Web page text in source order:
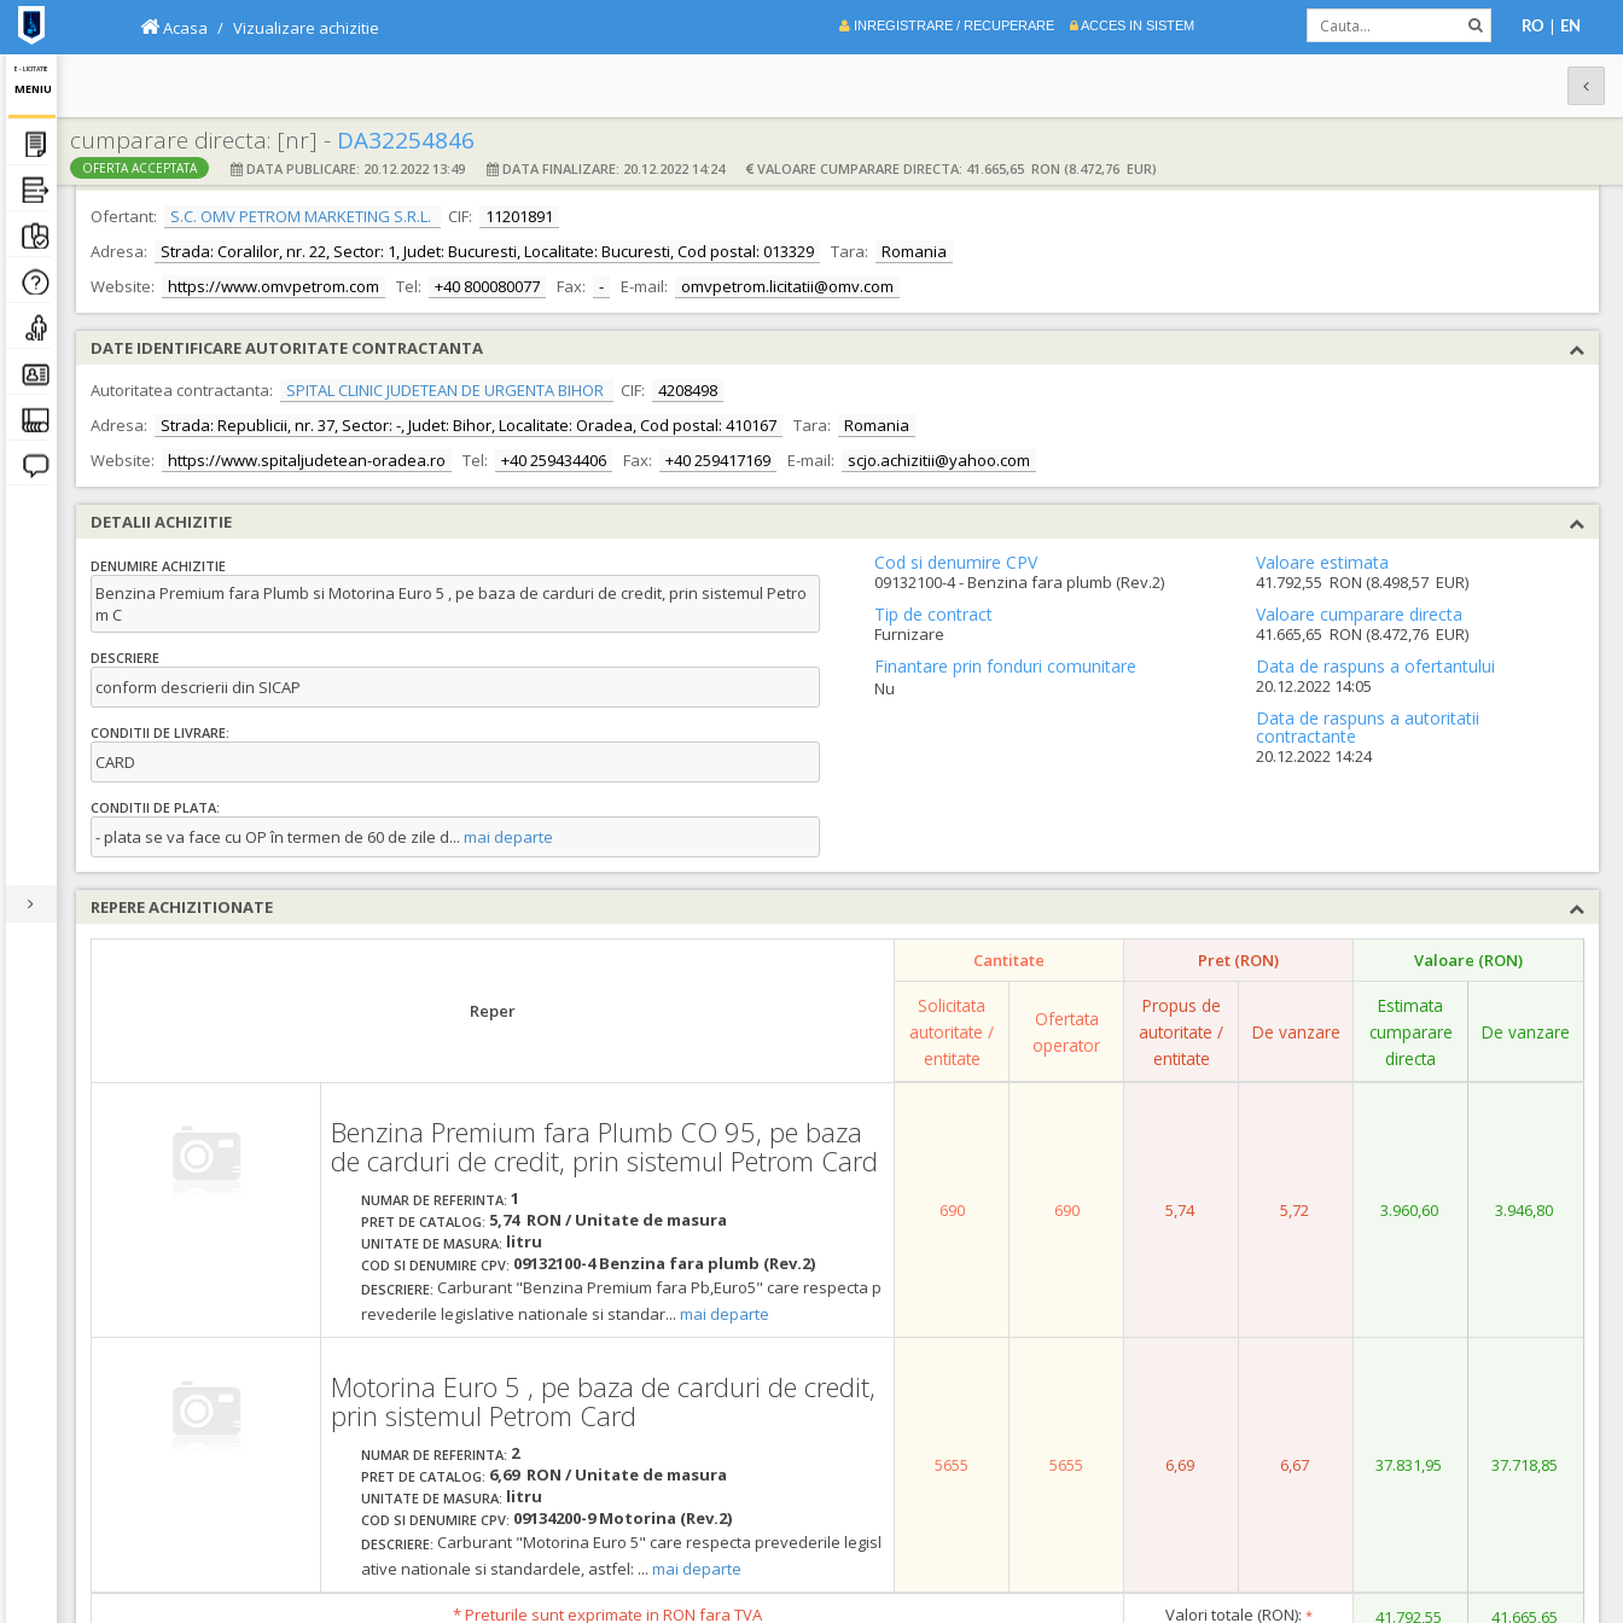
E - LICITATIE
MENIU
INREGISTRARE / RECUPERARE ACCES IN SISTEM RO | EN
Acasa Vizualizare achizitie
cumparare directa: [nr] - DA32254846
OFERTA ACCEPTATA DATA PUBLICARE: 20.12.2022 13:49 DATA FINALIZARE: 20.12.2022 14:24 VALOARE CUMPARARE DIRECTA: 41.665,65 RON (8.472,76 EUR)
DATE IDENTIFICARE OFERTANT
Ofertant:
S.C. OMV PETROM MARKETING S.R.L. CIF:
11201891
Adresa:
Strada: Coralilor, nr. 22, Sector: 1, Judet: Bucuresti, Localitate: Bucuresti, Cod postal: 013329 Tara:
Romania
Website:
https://www.omvpetrom.com Tel: +40 800080077 Fax: - E-mail: omvpetrom.licitatii@omv.com
DATE IDENTIFICARE AUTORITATE CONTRACTANTA
Autoritatea contractanta:
SPITAL CLINIC JUDETEAN DE URGENTA BIHOR CIF:
4208498
Adresa:
Strada: Republicii, nr. 37, Sector: -, Judet: Bihor, Localitate: Oradea, Cod postal: 410167 Tara:
Romania
Website:
https://www.spitaljudetean-oradea.ro Tel: +40 259434406 Fax: +40 259417169 E-mail: scjo.achizitii@yahoo.com
DETALII ACHIZITIE
DENUMIRE ACHIZITIE
Benzina Premium fara Plumb si Motorina Euro 5 , pe baza de carduri de credit, prin sistemul Petro
m C
DESCRIERE
conform descrierii din SICAP
CONDITII DE LIVRARE:
CARD
CONDITII DE PLATA:
- plata se va face cu OP în termen de 60 de zile d... mai departe
Cod si denumire CPV
09132100-4 - Benzina fara plumb (Rev.2)
Tip de contract
Furnizare
Finantare prin fonduri comunitare
Nu
Valoare estimata
41.792,55 RON (8.498,57 EUR)
Valoare cumparare directa
41.665,65 RON (8.472,76 EUR)
Data de raspuns a ofertantului
20.12.2022 14:05
Data de raspuns a autoritatii
contractante
20.12.2022 14:24
REPERE ACHIZITIONATE
Reper
Cantitate Pret (RON) Valoare (RON)
Solicitata
autoritate /
entitate
Ofertata
operator
Propus de
autoritate /
entitate
De vanzare
Estimata
cumparare
directa
De vanzare
Benzina Premium fara Plumb CO 95, pe baza
de carduri de credit, prin sistemul Petrom Card
NUMAR DE REFERINTA: 1
PRET DE CATALOG: 5,74 RON / Unitate de masura
UNITATE DE MASURA: litru
COD SI DENUMIRE CPV: 09132100-4 Benzina fara plumb (Rev.2)
DESCRIERE: Carburant "Benzina Premium fara Pb,Euro5" care respecta p
revederile legislative nationale si standar... mai departe
690 690 5,74 5,72 3.960,60 3.946,80
Motorina Euro 5 , pe baza de carduri de credit,
prin sistemul Petrom Card
NUMAR DE REFERINTA: 2
PRET DE CATALOG: 6,69 RON / Unitate de masura
UNITATE DE MASURA: litru
COD SI DENUMIRE CPV: 09134200-9 Motorina (Rev.2)
DESCRIERE: Carburant "Motorina Euro 5" care respecta prevederile legisl
ative nationale si standardele, astfel: ... mai departe
5655 5655 6,69 6,67 37.831,95 37.718,85
* Preturile sunt exprimate in RON fara TVA Valori totale (RON): * 41.792,55 41.665,65